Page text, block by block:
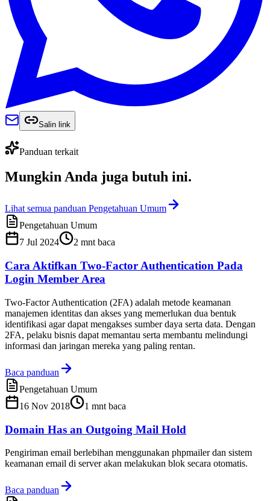
Salin link
Panduan terkait
Mungkin Anda juga butuh ini.
Lihat semua panduan Pengetahuan Umum
Pengetahuan Umum
7 Jul 2024
2 mnt baca
Cara Aktifkan Two-Factor Authentication Pada
Login Member Area
Two-Factor Authentication (2FA) adalah metode keamanan
manajemen identitas dan akses yang memerlukan dua bentuk
identifikasi agar dapat mengakses sumber daya serta data. Dengan
2FA, pelaku bisnis dapat memantau serta membantu melindungi
informasi dan jaringan mereka yang paling rentan.
Baca panduan
Pengetahuan Umum
16 Nov 2018
1 mnt baca
Domain Has an Outgoing Mail Hold
Pengiriman email berlebihan menggunakan phpmailer dan sistem
keamanan email di server akan melakukan blok secara otomatis.
Baca panduan